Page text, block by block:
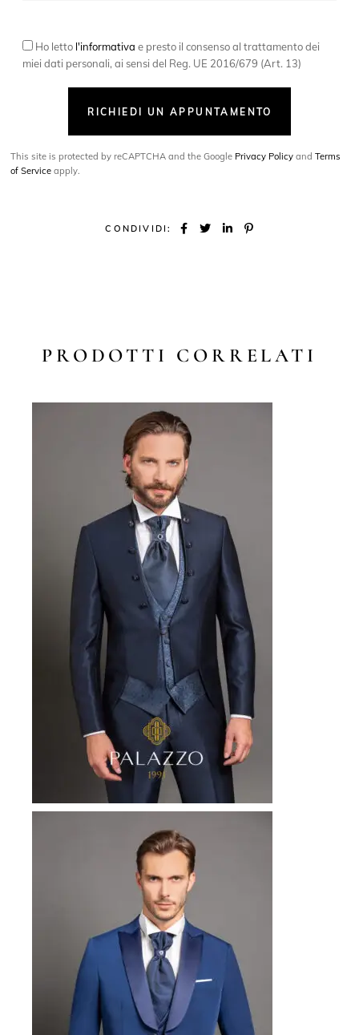
Ho letto l'informativa e presto il consenso al trattamento dei
miei dati personali, ai sensi del Reg. UE 2016/679 (Art. 13)
RICHIEDI UN APPUNTAMENTO
This site is protected by reCAPTCHA and the Google Privacy Policy andTerms
of Service apply.
CONDIVIDI:
PRODOTTI CORRELATI